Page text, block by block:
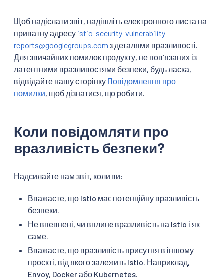
Щоб надіслати звіт, надішліть електронного листа на
приватну адресу istio-security-vulnerability-
reports@googlegroups.com з деталями вразливості.
Для звичайних помилок продукту, не повʼязаних із
латентними вразливостями безпеки, будь ласка,
відвідайте нашу сторінку Повідомлення про
помилки, щоб дізнатися, що робити.
Коли повідомляти про
вразливість безпеки?
Надсилайте нам звіт, коли ви:
Вважаєте, що Istio має потенційну вразливість
безпеки.
Не впевнені, чи вплине вразливість на Istio і як
саме.
Вважаєте, що вразливість присутня в іншому
проєкті, від якого залежить Istio. Наприклад,
Envoy, Docker або Kubernetes.